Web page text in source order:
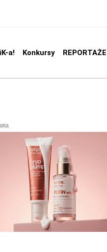
a! Konkursy REPORTAŻE